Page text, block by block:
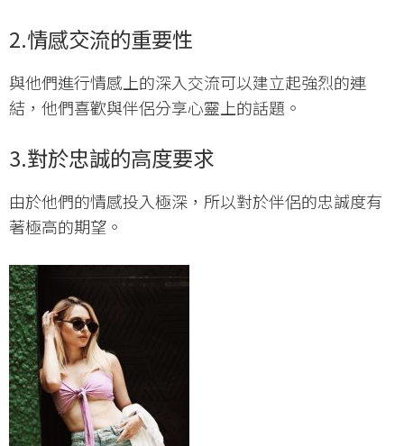
2.情感交流的重要性
與他們進行情感上的深入交流可以建立起強烈的連
結，他們喜歡與伴侶分享心靈上的話題。
3.對於忠誠的高度要求
由於他們的情感投入極深，所以對於伴侶的忠誠度有
著極高的期望。